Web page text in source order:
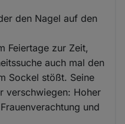
den Nagel auf den
Feiertage zur Zeit,
auch mal den
Sockel stößt. Seine
verschwiegen: Hoher
und